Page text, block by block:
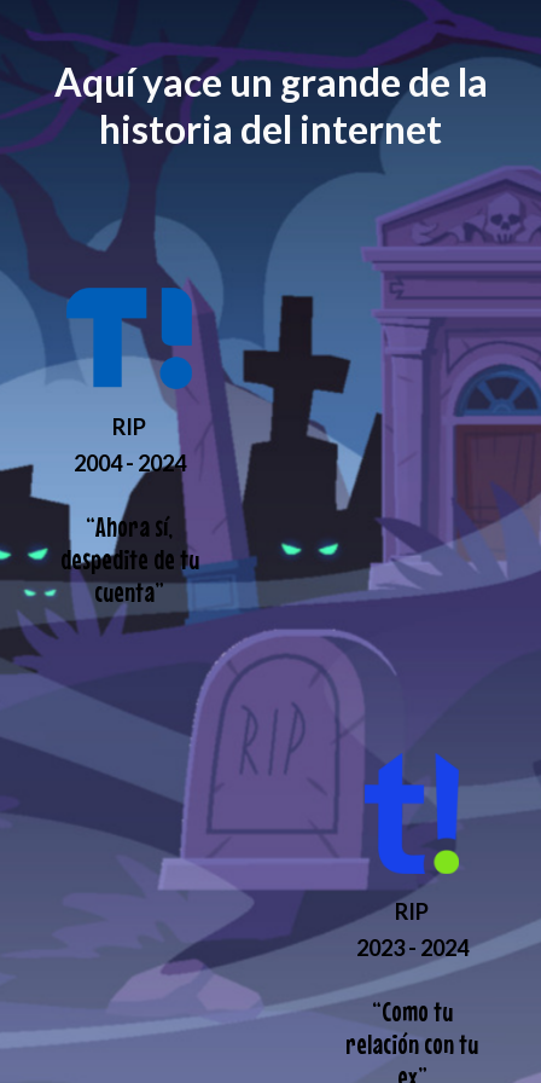
Aquí yace un grande de la
historia del internet
RIP
2004 - 2024
“Ahora sí,
despedite de tu
cuenta”
RIP
2023 - 2024
“Como tu
relación con tu
ex”